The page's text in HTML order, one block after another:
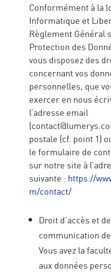
Conformément à la
Informatique et
Règlement Général
Protection des
vous disposez des
concernant vos
personnelles, que
exercer en nous
l’adresse email
postale (cf. point 1)
le formulaire de
sur notre site à
suivante : https://
m/contact/
Droit d’accès et de
communication
Vous avez la
aux données